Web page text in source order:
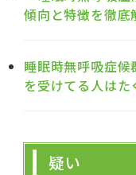
傾向と特徴を徹底
睡眠時無呼吸症
を受けてる人はた
疑い